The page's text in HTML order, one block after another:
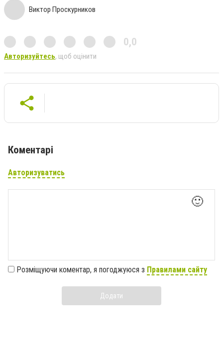
Виктор Проскурников
0,0
Авторизуйтесь, щоб оцінити
Коментарі
Авторизуватись
🙂
Розміщуючи коментар, я погоджуюся з Правилами сайту
Додати